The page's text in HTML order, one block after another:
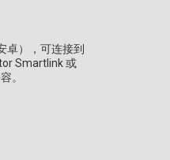
胶保护套、腕带、3 节 AAA
性镜头防护罩、可溯源至
x 2.6 英寸 x 1 英寸）
身，不包括探头。
卓），可连接到
Smartlink 或
。